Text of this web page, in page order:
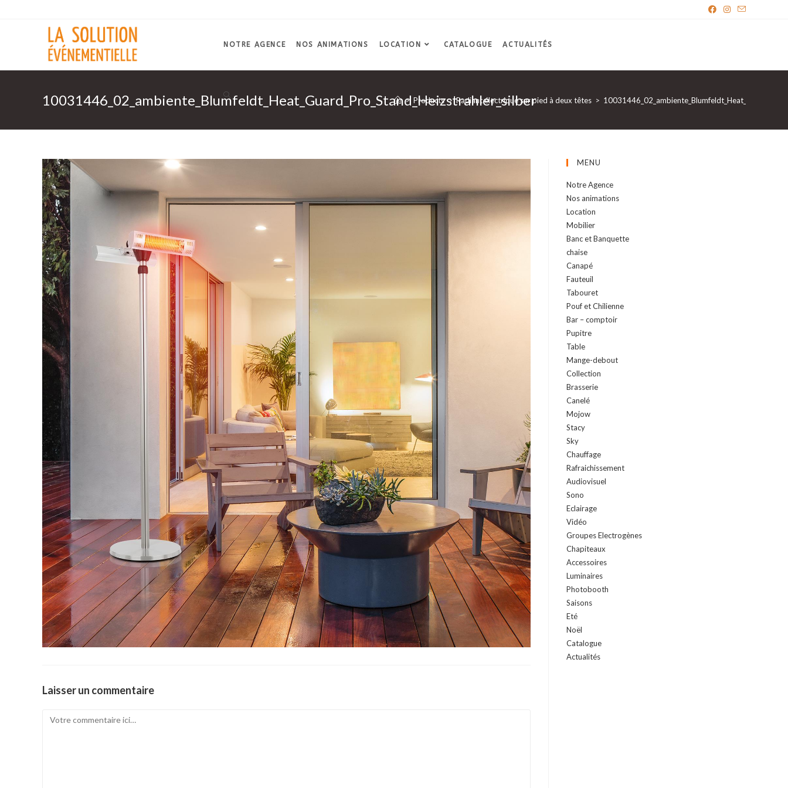
NOTRE AGENCE NOS ANIMATIONS LOCATION CATALOGUE ACTUALITÉS
10031446_02_ambiente_Blumfeldt_Heat_Guard_Pro_Stand_Heizstrahler_silber
> Products > Radiant électrique sur pied à deux têtes >
Laisser un commentaire
Comment
MENU
Notre Agence
Nos animations
Location
Mobilier
Banc et Banquette
chaise
Canapé
Fauteuil
Tabouret
Pouf et Chilienne
Bar – comptoir
Pupitre
Table
Mange-debout
Collection
Brasserie
Canelé
Mojow
Stacy
Sky
Chauffage
Rafraichissement
Audiovisuel
Sono
Eclairage
Vidéo
Groupes Electrogènes
Chapiteaux
Accessoires
Luminaires
Photobooth
Saisons
Eté
Noël
Catalogue
Actualités